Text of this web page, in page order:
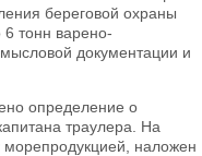
береговой охраны
тонн варено-
документации и
определение о
траулера. На
наложен